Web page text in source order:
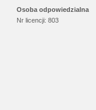
Osoba odpowiedzialna
Nr licencji: 803